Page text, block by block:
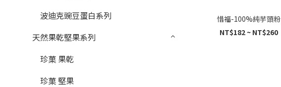
波迪克豌豆蛋白系列
天然果乾堅果系列
珍菓 果乾
珍菓 堅果
惜福-100%純芋頭粉
NT$182 ~ NT$260